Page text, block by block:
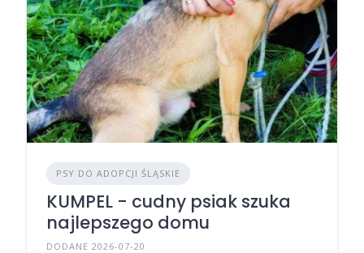
PSY DO ADOPCJI ŚLĄSKIE
KUMPEL - cudny psiak szuka
najlepszego domu
DODANE 2026-07-20